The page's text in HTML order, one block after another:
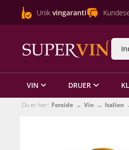
Unik vingaranti
VIN DRUER
Du er her: Forside Vin Italien